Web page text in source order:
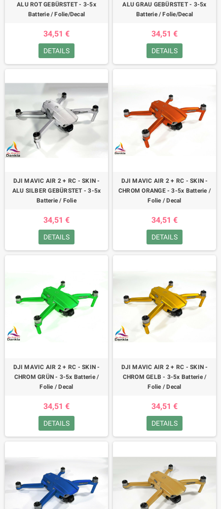
ALU ROT GEBÜRSTET - 3-5x
Batterie / Folie/Decal
34,51 €
DETAILS
ALU GRAU GEBÜRSTET - 3-5x
Batterie / Folie/Decal
34,51 €
DETAILS
DJI MAVIC AIR 2 + RC - SKIN -
ALU SILBER GEBÜRSTET - 3-5x
Batterie / Folie
34,51 €
DETAILS
DJI MAVIC AIR 2 + RC - SKIN -
CHROM ORANGE - 3-5x Batterie /
Folie / Decal
34,51 €
DETAILS
DJI MAVIC AIR 2 + RC - SKIN -
CHROM GRÜN - 3-5x Batterie /
Folie / Decal
34,51 €
DETAILS
DJI MAVIC AIR 2 + RC - SKIN -
CHROM GELB - 3-5x Batterie /
Folie / Decal
34,51 €
DETAILS